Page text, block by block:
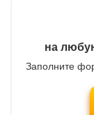
на
Заполните